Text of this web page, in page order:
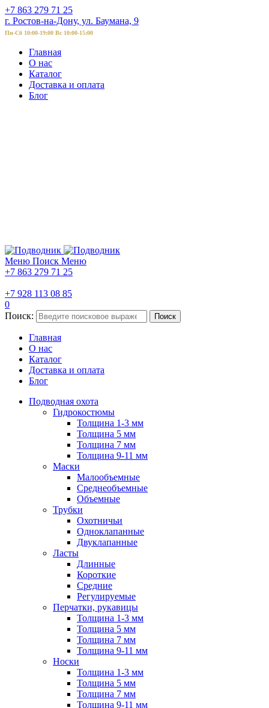
+7 863 279 71 25
г. Ростов-на-Дону, ул. Баумана, 9
Пн-Сб 10:00-19:00 Вс 10:00-15:00
Главная
О нас
Каталог
Доставка и оплата
Блог
Меню Поиск Меню
+7 863 279 71 25
+7 928 113 08 85
0
Поиск:
Поиск
Главная
О нас
Каталог
Доставка и оплата
Блог
Подводная охота
Гидрокостюмы
Толщина 1-3 мм
Толщина 5 мм
Толщина 7 мм
Толщина 9-11 мм
Маски
Малообъемные
Среднеобъемные
Объемные
Трубки
Охотничьи
Одноклапанные
Двуклапанные
Ласты
Длинные
Короткие
Средние
Регулируемые
Перчатки, рукавицы
Толщина 1-3 мм
Толщина 5 мм
Толщина 7 мм
Толщина 9-11 мм
Носки
Толщина 1-3 мм
Толщина 5 мм
Толщина 7 мм
Толщина 9-11 мм